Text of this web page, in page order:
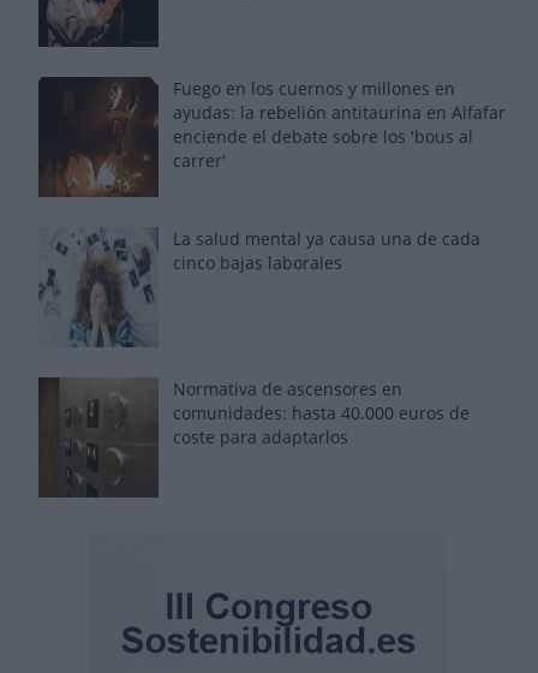
Fuego en los cuernos y millones en
ayudas: la rebelión antitaurina en Alfafar
enciende el debate sobre los 'bous al
carrer'
La salud mental ya causa una de cada
cinco bajas laborales
Normativa de ascensores en
comunidades: hasta 40.000 euros de
coste para adaptarlos